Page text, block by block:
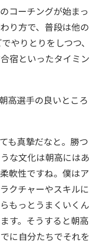
コーチングが始まっ
り方で、普段は他の
やりとりをしつつ、
宿といったタイミン
高選手の良いところ
も真摯だなと。勝つ
な文化は朝高にはあ
軟性ですね。僕はア
クチャーやスキルに
もっとうまくいくん
す。そうすると朝高
に自分たちでそれを